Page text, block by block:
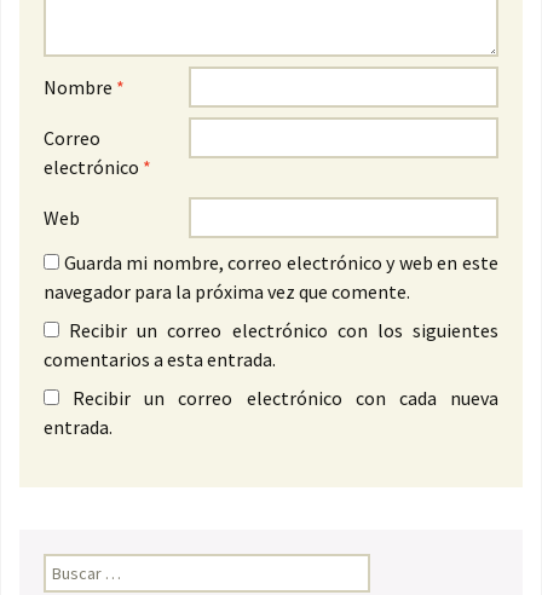
Nombre *
Correo
electrónico *
Web
Guarda mi nombre, correo electrónico y web en este
navegador para la próxima vez que comente.
Recibir un correo electrónico con los siguientes
comentarios a esta entrada.
Recibir un correo electrónico con cada nueva
entrada.
Buscar: